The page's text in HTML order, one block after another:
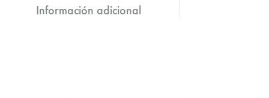
Información adicional